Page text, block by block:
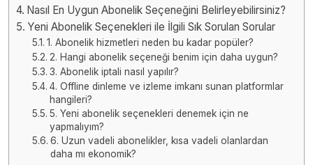
Nasıl En Uygun Abonelik Seçeneğini Belirleyebilirsiniz?
Yeni Abonelik Seçenekleri ile İlgili Sık Sorulan Sorular
1. Abonelik hizmetleri neden bu kadar popüler?
2. Hangi abonelik seçeneği benim için daha uygun?
3. Abonelik iptali nasıl yapılır?
4. Offline dinleme ve izleme imkanı sunan platformlar
hangileri?
5. Yeni abonelik seçenekleri denemek için ne
yapmalıyım?
6. Uzun vadeli abonelikler, kısa vadeli olanlardan
daha mı ekonomik?